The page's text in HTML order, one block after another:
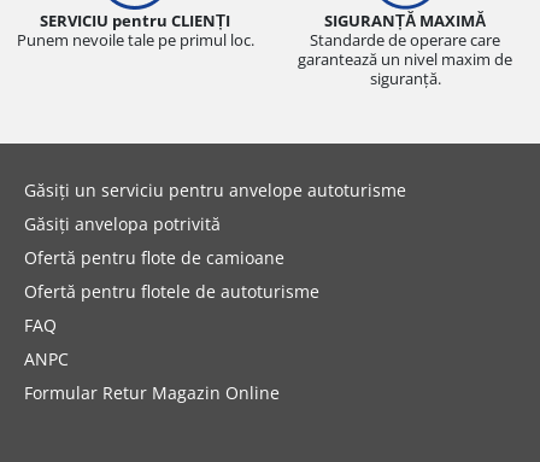
SERVICIU pentru CLIENȚI
Punem nevoile tale pe primul loc.
SIGURANȚĂ MAXIMĂ
Standarde de operare care
garantează un nivel maxim de
siguranță.
Găsiți un serviciu pentru anvelope autoturisme
Găsiți anvelopa potrivită
Ofertă pentru flote de camioane
Ofertă pentru flotele de autoturisme
FAQ
ANPC
Formular Retur Magazin Online